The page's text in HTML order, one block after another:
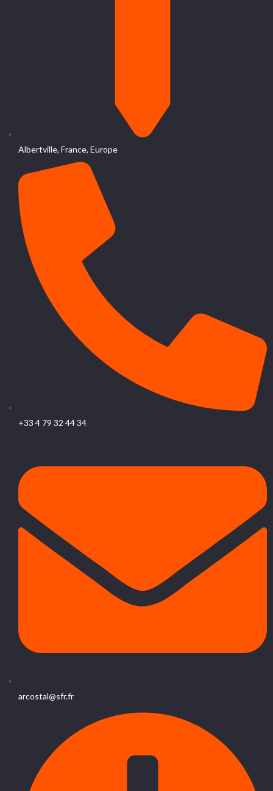
Albertville, France, Europe
+33 4 79 32 44 34
arcostal@sfr.fr